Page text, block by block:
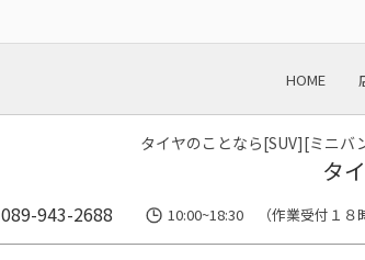
HOME
タイヤのことなら[SUV][ミニバ
タ
089-943-2688 10:00~18:30 （作業受付１８